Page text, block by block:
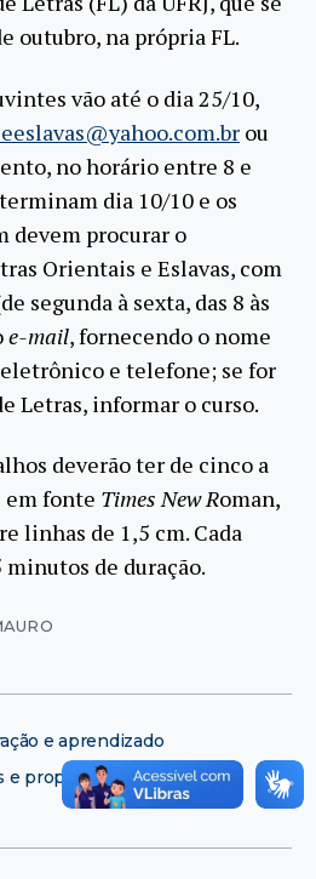
outubro, na própria FL.
vão até o dia 25/10,
ou
no horário entre 8 e
dia 10/10 e os
devem procurar o
Orientais e Eslavas, com
segunda à sexta, das 8 às
e-mail, fornecendo o nome
e telefone; se for
Letras, informar o curso.
deverão ter de cinco a
em fonte Times New Roman,
linhas de 1,5 cm. Cada
de duração.
e aprendizado
e propaganda é tema de